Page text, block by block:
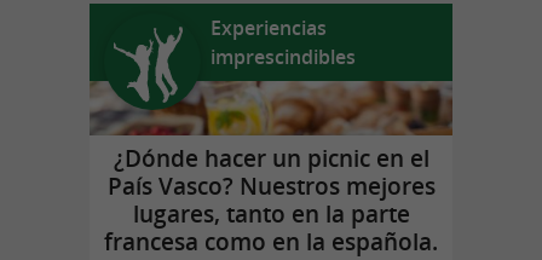
Experiencias
imprescindibles
¿Dónde hacer un picnic en el
País Vasco? Nuestros mejores
lugares, tanto en la parte
francesa como en la española.